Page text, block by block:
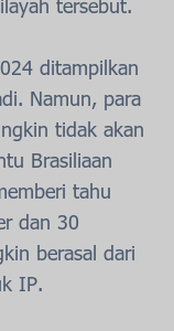
tersebut.
ditampilkan
Namun, para
tidak akan
Brasiliaan
tahu
dan 30
berasal dari
IP.